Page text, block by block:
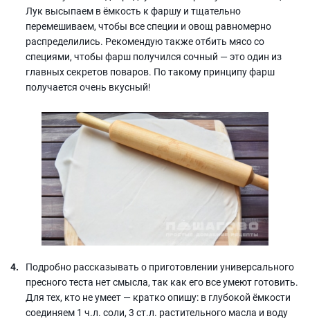
Лук высыпаем в ёмкость к фаршу и тщательно
перемешиваем, чтобы все специи и овощ равномерно
распределились. Рекомендую также отбить мясо со
специями, чтобы фарш получился сочный — это один из
главных секретов поваров. По такому принципу фарш
получается очень вкусный!
Подробно рассказывать о приготовлении универсального
пресного теста нет смысла, так как его все умеют готовить.
Для тех, кто не умеет — кратко опишу: в глубокой ёмкости
соединяем 1 ч.л. соли, 3 ст.л. растительного масла и воду